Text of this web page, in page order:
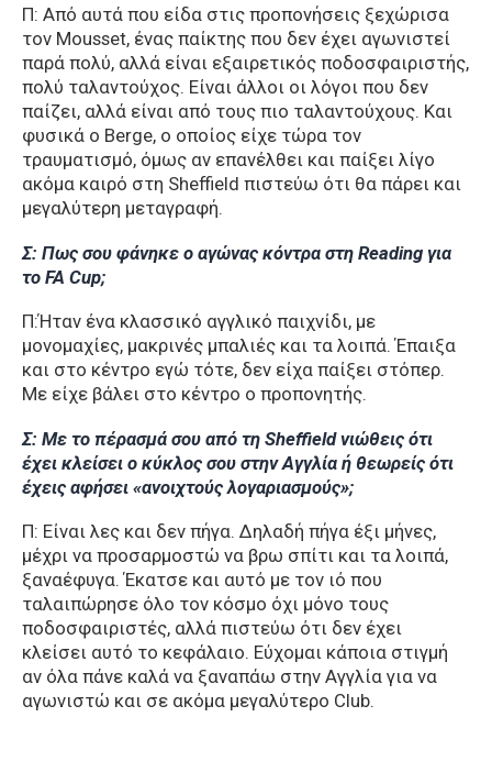
Π: Από αυτά που είδα στις προπονήσεις ξεχώρισα
τον Mousset, ένας παίκτης που δεν έχει αγωνιστεί
παρά πολύ, αλλά είναι εξαιρετικός ποδοσφαιριστής,
πολύ ταλαντούχος. Είναι άλλοι οι λόγοι που δεν
παίζει, αλλά είναι από τους πιο ταλαντούχους. Και
φυσικά ο Berge, ο οποίος είχε τώρα τον
τραυματισμό, όμως αν επανέλθει και παίξει λίγο
ακόμα καιρό στη Sheffield πιστεύω ότι θα πάρει και
μεγαλύτερη μεταγραφή.
Σ: Πως σου φάνηκε ο αγώνας κόντρα στη Reading για
το FA Cup;
Π:Ήταν ένα κλασσικό αγγλικό παιχνίδι, με
μονομαχίες, μακρινές μπαλιές και τα λοιπά. Έπαιξα
και στο κέντρο εγώ τότε, δεν είχα παίξει στόπερ.
Με είχε βάλει στο κέντρο ο προπονητής.
Σ: Με το πέρασμά σου από τη Sheffield νιώθεις ότι
έχει κλείσει ο κύκλος σου στην Αγγλία ή θεωρείς ότι
έχεις αφήσει «ανοιχτούς λογαριασμούς»;
Π: Είναι λες και δεν πήγα. Δηλαδή πήγα έξι μήνες,
μέχρι να προσαρμοστώ να βρω σπίτι και τα λοιπά,
ξαναέφυγα. Έκατσε και αυτό με τον ιό που
ταλαιπώρησε όλο τον κόσμο όχι μόνο τους
ποδοσφαιριστές, αλλά πιστεύω ότι δεν έχει
κλείσει αυτό το κεφάλαιο. Εύχομαι κάποια στιγμή
αν όλα πάνε καλά να ξαναπάω στην Αγγλία για να
αγωνιστώ και σε ακόμα μεγαλύτερο Club.